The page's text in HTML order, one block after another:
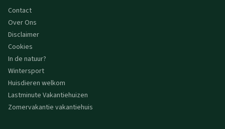
Contact
Over Ons
Disclaimer
Cookies
In de natuur?
Wintersport
Huisdieren welkom
Lastminute Vakantiehuizen
Zomervakantie vakantiehuis